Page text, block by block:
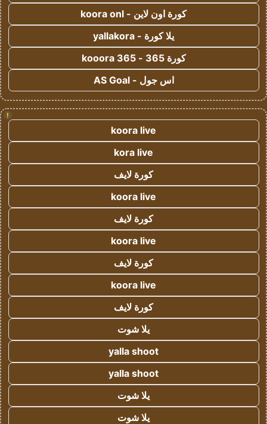
كورة اون لاين - koora onl
يلا كورة - yallakora
كورة 365 - kooora 365
اس جول - AS Goal
!
koora live
kora live
كورة لايف
koora live
كورة لايف
koora live
كورة لايف
koora live
كورة لايف
يلا شوت
yalla shoot
yalla shoot
يلا شوت
يلا شوت